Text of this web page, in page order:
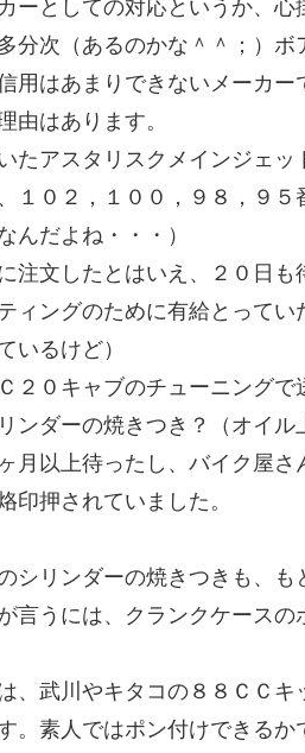
ーとしての対応というか、心
分次（あるのかな＾＾；）
用はあまりできないメーカー
はあります。
たアスタリスクメインジェッ
１０２，１００，９８，９
んだよね・・・）
注文したとはいえ、２０日も
ィングのために有給とってい
いるけど）
２０キャブのチューニングで
ンダーの焼きつき？（オイル
月以上待ったし、バイク屋
印押されていました。
シリンダーの焼きつきも、も
言うには、クランクケース
、武川やキタコの８８ＣＣキ
。素人ではポン付けできる